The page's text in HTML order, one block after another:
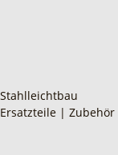
Stahlleichtbau
Ersatzteile | Zubehör